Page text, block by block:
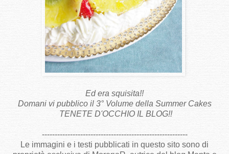
Ed era squisita!!
Domani vi pubblico il 3° Volume della Summer Cakes
TENETE D'OCCHIO IL BLOG!!
---------------------------------------------------------
Le immagini e i testi pubblicati in questo sito sono di